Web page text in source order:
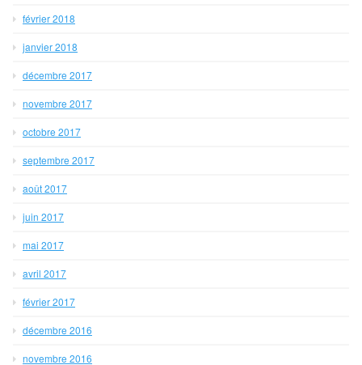
février 2018
janvier 2018
décembre 2017
novembre 2017
octobre 2017
septembre 2017
août 2017
juin 2017
mai 2017
avril 2017
février 2017
décembre 2016
novembre 2016